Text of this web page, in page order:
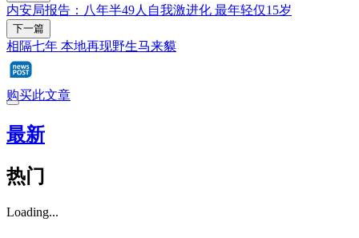
内安局报告：八年半49人自我激进化 最年轻仅15岁
下一篇
相隔七年 本地再现野生马来貘
购买此文章
最新
热门
Loading...